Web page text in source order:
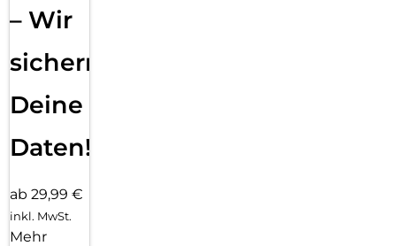
– Wir
sichern
Deine
Daten!
ab 29,99 €
inkl. MwSt.
Mehr